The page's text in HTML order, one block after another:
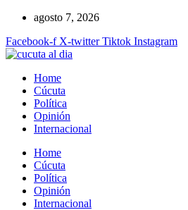
contenido
agosto 7, 2026
Facebook-f X-twitter Tiktok Instagram
Home
Cúcuta
Política
Opinión
Internacional
Home
Cúcuta
Política
Opinión
Internacional